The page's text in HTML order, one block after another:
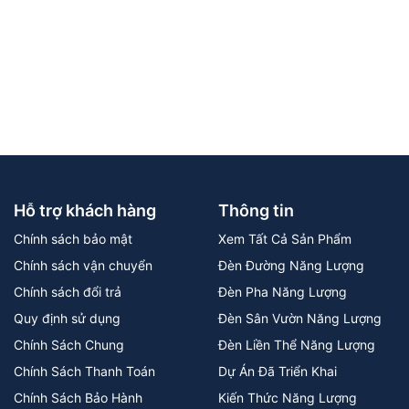
Hỗ trợ khách hàng
Chính sách bảo mật
Chính sách vận chuyển
Chính sách đổi trả
Quy định sử dụng
Chính Sách Chung
Chính Sách Thanh Toán
Chính Sách Bảo Hành
Thông tin
Xem Tất Cả Sản Phẩm
Đèn Đường Năng Lượng
Đèn Pha Năng Lượng
Đèn Sân Vườn Năng Lượng
Đèn Liền Thể Năng Lượng
Dự Án Đã Triển Khai
Kiến Thức Năng Lượng